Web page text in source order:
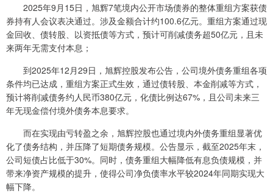
2025年9月15日，旭辉7笔境内公开市场债券的整体重组方案获债
券持有人会议表决通过。涉及金额合计约100.6亿元。重组方案通过现
金回收、债转股、以资抵债等方式，预计可削减债务超50亿元，且未
来两年无需支付本息；
到2025年12月29日，旭辉控股发布公告，公司境外债务重组各项
条件均已达成，重组方案正式生效，通过债转股、本金削减等方式，
预计将削减债务约人民币380亿元，化债比例达67%，且公司未来三
年无现金偿付境外债务本息要求。
而在实现由亏转盈之余，旭辉控股也通过境内外债务重组显著优
化了债务结构，并压降了短期债务规模。公告显示，截至2025年末，
公司短债占比低于30%。同时，债务重组大幅降低有息负债规模，并
带来净资产规模的提升，使得公司净负债率水平较2024年同期实现大
幅下降。